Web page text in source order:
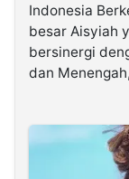
Indonesia
besar Aisyiah
bersinergi
dan